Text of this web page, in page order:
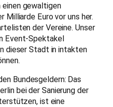
einen gewaltigen
Milliarde Euro vor uns her.
der Vereine. Unser
Event-Spektakel
dieser Stadt in intakten
Bundesgeldern: Das
bei der Sanierung der
ist eine